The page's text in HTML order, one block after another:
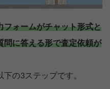
フォームがチャット形式と
問に答える形で査定依頼が
の3ステップです。